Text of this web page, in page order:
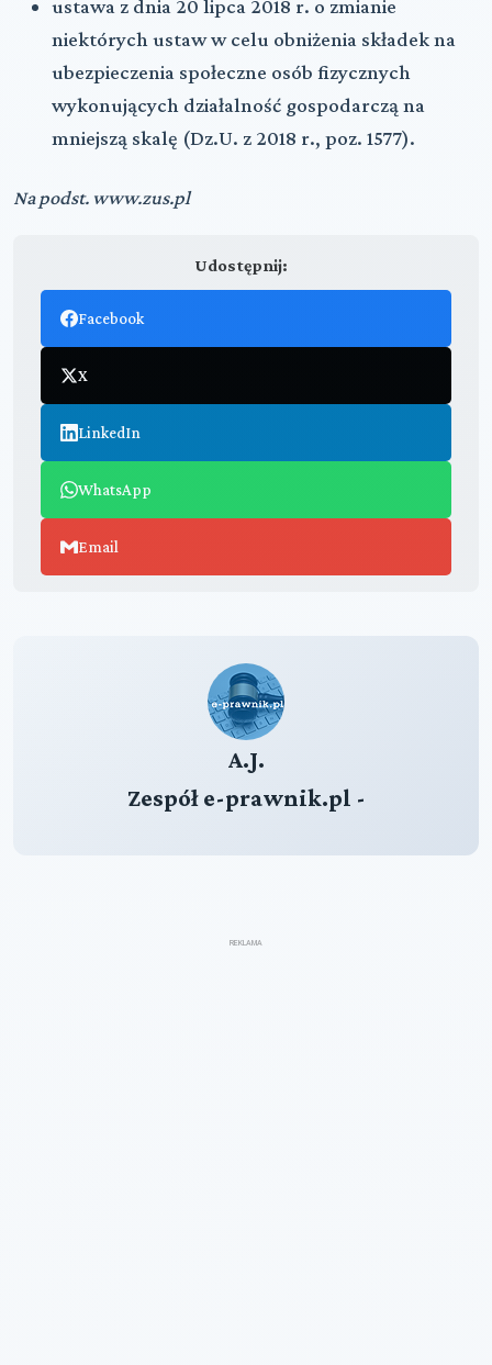
ustawa z dnia 20 lipca 2018 r. o zmianie
niektórych ustaw w celu obniżenia składek na
ubezpieczenia społeczne osób fizycznych
wykonujących działalność gospodarczą na
mniejszą skalę (Dz.U. z 2018 r., poz. 1577).
Na podst. www.zus.pl
Udostępnij:
Facebook
X
LinkedIn
WhatsApp
Email
A.J.
Zespół e-prawnik.pl -
REKLAMA